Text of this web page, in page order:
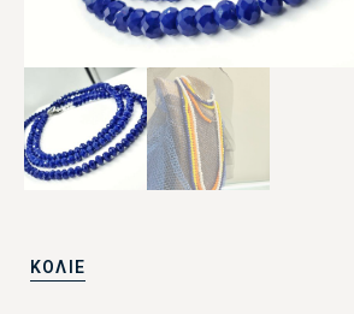
ΚΟΛΙΕ